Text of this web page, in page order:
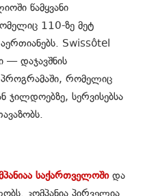
წამყვანი
110-ზე მეტ
აერთიანებს. Swissôtel
— დაჯავშნის
რომელიც
ჯილდოებზე, სერვისებსა
საქართველოშიდა
კომპანია პირველია